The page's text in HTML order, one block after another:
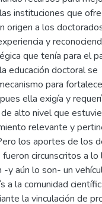
instituciones que
origen a los
y
que tenía para el
educación doctoral se
para
ella exigía y
alto nivel que
relevante y
los aportes de los
circunscritos a lo
-y aún lo son- un
a la comunidad
la vinculación de